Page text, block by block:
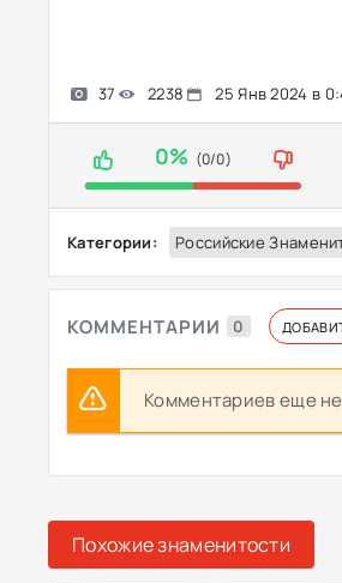
37 2238 25 Янв 2024 в
0% (0/0)
Категории: Российские
КОММЕНТАРИИ 0
Комментариев еще
Похожие знаменитости